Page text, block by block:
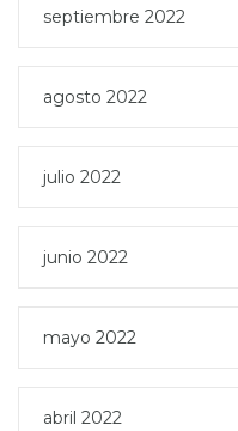
septiembre 2022
agosto 2022
julio 2022
junio 2022
mayo 2022
abril 2022